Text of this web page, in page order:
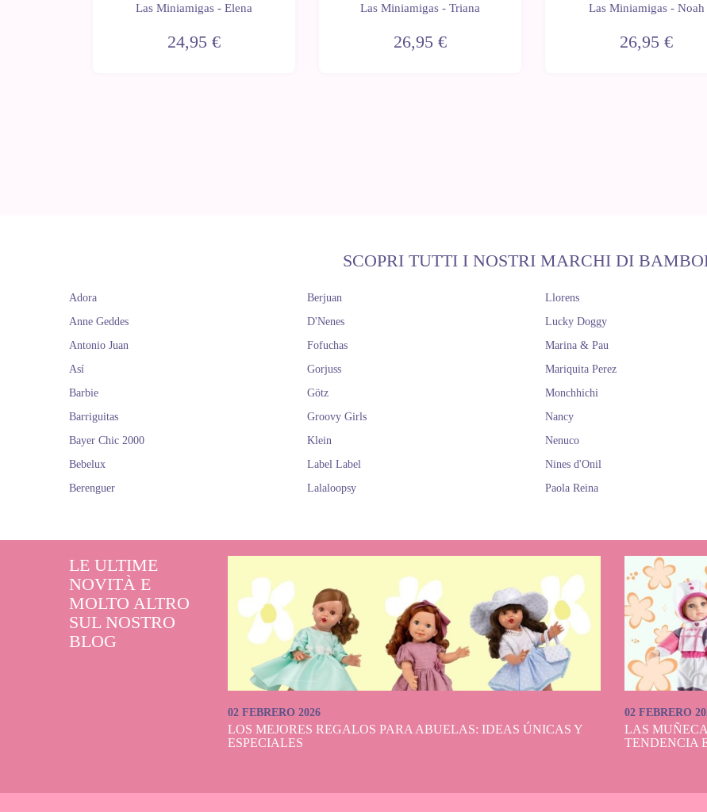
Las Miniamigas - Elena
24,95 €
Las Miniamigas - Triana
26,95 €
Las Miniamigas - Noah
26,95 €
SCOPRI TUTTI I NOSTRI MARCHI DI
Adora
Anne Geddes
Antonio Juan
Así
Barbie
Barriguitas
Bayer Chic 2000
Bebelux
Berenguer
Berjuan
D'Nenes
Fofuchas
Gorjuss
Götz
Groovy Girls
Klein
Label Label
Lalaloopsy
Llorens
Lucky Doggy
Marina & Pau
Mariquita Perez
Monchhichi
Nancy
Nenuco
Nines d'Onil
Paola Reina
LE ULTIME
NOVITÀ E
MOLTO ALTRO
SUL NOSTRO
BLOG
02 FEBRERO 2026
LOS MEJORES REGALOS PARA ABUELAS: IDEAS ÚNICAS Y
ESPECIALES
02 FEBRERO
LAS
TENDENCIA